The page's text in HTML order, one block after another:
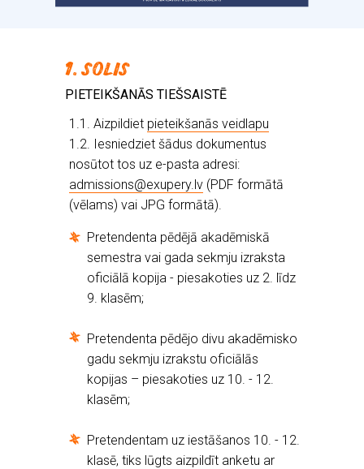
PIETEIKŠANĀS TIEŠSAISTĒ
1. SOLIS
1.1. Aizpildiet pieteikšanās veidlapu
1.2. Iesniedziet šādus dokumentus
nosūtot tos uz e-pasta adresi:
admissions@exupery.lv (PDF formātā
(vēlams) vai JPG formātā).
Pretendenta pēdējā akadēmiskā
semestra vai gada sekmju izraksta
oficiālā kopija - piesakoties uz 2. līdz
9. klasēm;
Pretendenta pēdējo divu akadēmisko
gadu sekmju izrakstu oficiālās
kopijas – piesakoties uz 10. - 12.
klasēm;
Pretendentam uz iestāšanos 10. - 12.
klasē, tiks lūgts aizpildīt anketu ar